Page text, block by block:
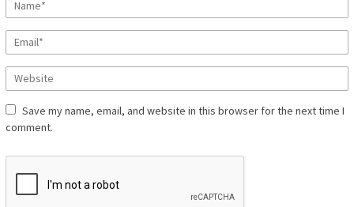
Save my name, email, and website in this browser for the next time I
comment.